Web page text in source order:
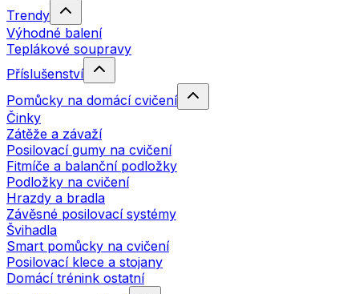
Trendy
Výhodné balení
Teplákové soupravy
Příslušenství
Pomůcky na domácí cvičení
Činky
Zátěže a závaží
Posilovací gumy na cvičení
Fitmíče a balanční podložky
Podložky na cvičení
Hrazdy a bradla
Závěsné posilovací systémy
Švihadla
Smart pomůcky na cvičení
Posilovací klece a stojany
Domácí trénink ostatní